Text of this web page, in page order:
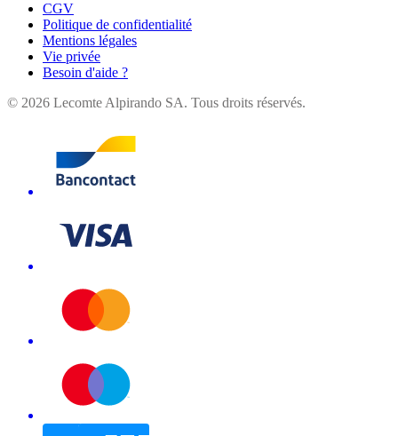
CGV
Politique de confidentialité
Mentions légales
Vie privée
Besoin d'aide ?
© 2026 Lecomte Alpirando SA. Tous droits réservés.